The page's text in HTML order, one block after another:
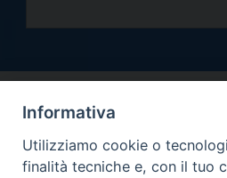
Informativa
Utilizziamo cookie o
finalità tecniche e, con il tuo